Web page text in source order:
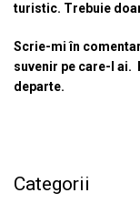
turistic. Trebuie
Scrie-mi în
suvenir pe care-l ai.
departe.
Categorii